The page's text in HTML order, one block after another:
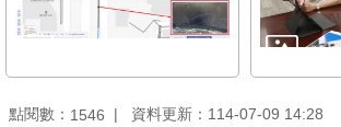
府
網
點閱數： 1546
資料更新：114-07-09 14:28